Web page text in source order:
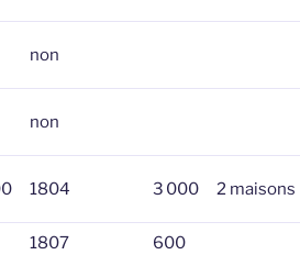
non
non
1804 3 000 2 maisons
1807 600